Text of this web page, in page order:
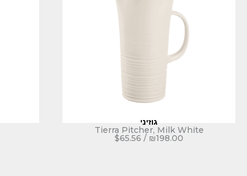
גוזיני
Tierra Pitcher, Milk White
₪198.00
/
$65.56